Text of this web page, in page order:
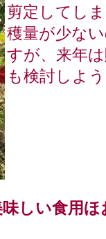
剪定してし
穫量が少な
すが、来年
も検討しよ
しい食用ほ